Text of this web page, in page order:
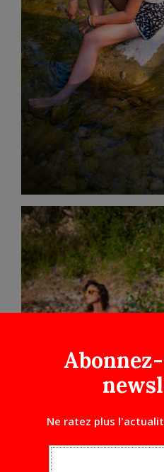
Ne ratez plus